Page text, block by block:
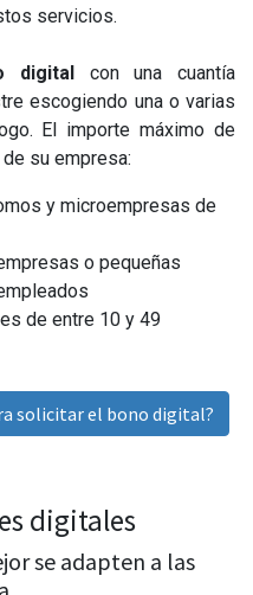
servicios.
digitalcon una cuantía
escogiendo una o varias
El importe máximo de
su empresa:
y microempresas de
o pequeñas
de entre 10 y 49
solicitar el bono digital?
digitales
se adapten a las